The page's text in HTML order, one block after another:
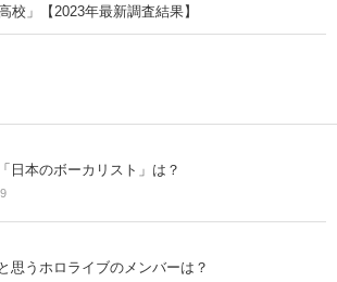
校」【2023年最新調査結果】
日本のボーカリスト」は？
思うホロライブのメンバーは？